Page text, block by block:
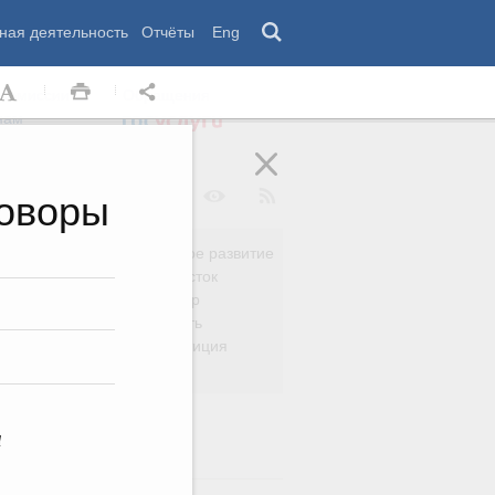
деятельность Отчёты Eng
Обращения
Региональное развитие
Дальний Восток
Россия и мир
Безопасность
Право и юстиция